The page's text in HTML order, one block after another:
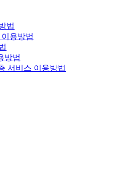
법
용방법
방법
서비스 이용방법